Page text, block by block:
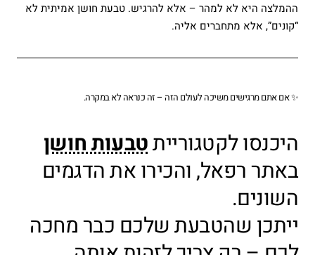
ההמלצה היא לא למהר – אלא להרגיש. טבעת חושן אמיתית לא
“קונים”, אלא מתחברים אליה.
✨ אם אתם מרגישים משיכה לעולם הזה – זה כנראה לא במקרה.
היכנסו לקטגורייתטבעות חושן
באתר רפאל, והכירו את הדגמים
השונים.
ייתכן שהטבעת שלכם כבר מחכה